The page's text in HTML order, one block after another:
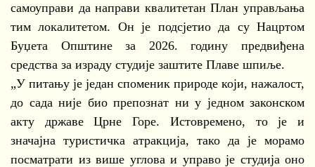
самоуправи да направи квалитетан План управљања
тим локалитетом. Он је подсјетио да су Нацртом
Буџета Општине за 2026. годину предвиђена
средства за израду студије заштите Плаве шпиље.
„У питању је један споменик природе који, нажалост,
до сада није био препознат ни у једном законском
акту државе Црне Горе. Истовремено, то је и
значајна туристичка атракција, тако да је морамо
посматрати из више углова и управо је студија оно